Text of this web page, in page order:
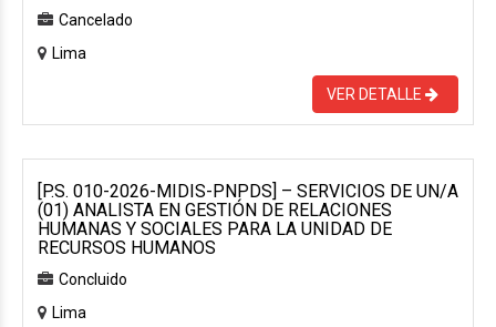
Cancelado
Lima
VER DETALLE
[P.S. 010-2026-MIDIS-PNPDS] – SERVICIOS DE UN/A
(01) ANALISTA EN GESTIÓN DE RELACIONES
HUMANAS Y SOCIALES PARA LA UNIDAD DE
RECURSOS HUMANOS
Concluido
Lima